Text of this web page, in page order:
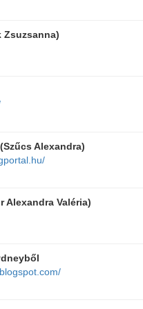
Zsuzsanna)
Alexandra)
Alexandra Valéria)